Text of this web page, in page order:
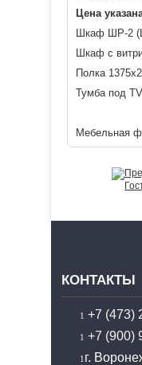
Цена
Шкаф ШР-2
Шкаф с
Полка
Тумба под TV
Мебельная
КОНТАКТЫ
+7 (473)
+7 (900)
г.